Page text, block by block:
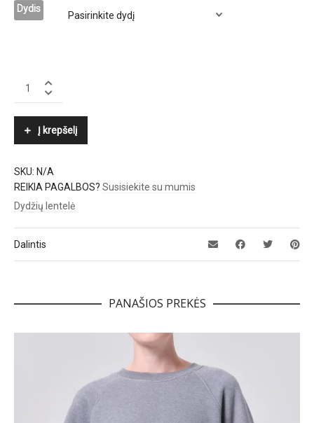
Dydis
SAMSØE
Į krepšelį
SKU: N/A
REIKIA PAGALBOS? Susisiekite su mumis
Dydžių lentelė
Dalintis
PANAŠIOS PREKĖS